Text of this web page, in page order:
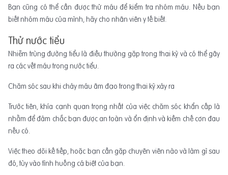
Bạn cũng có thể cần được thử máu để kiểm tra nhóm máu. Nếu bạn
biết nhóm máu của mình, hãy cho nhân viên y tế biết.
Thử nước tiểu
Nhiễm trùng đường tiểu là điều thường gặp trong thai kỳ và có thể gây
ra các vết máu trong nước tiểu.
Chăm sóc sau khi chảy máu âm đạo trong thai kỳ xảy ra
Trước tiên, khía cạnh quan trọng nhất của việc chăm sóc khẩn cấp là
nhằm để đảm chắc bạn được an toàn và ổn định và kiềm chế cơn đau
nếu có.
Việc theo dõi kế tiếp, hoặc bạn cần gặp chuyên viên nào và làm gì sau
đó, tùy vào tình huống cá biệt của bạn.